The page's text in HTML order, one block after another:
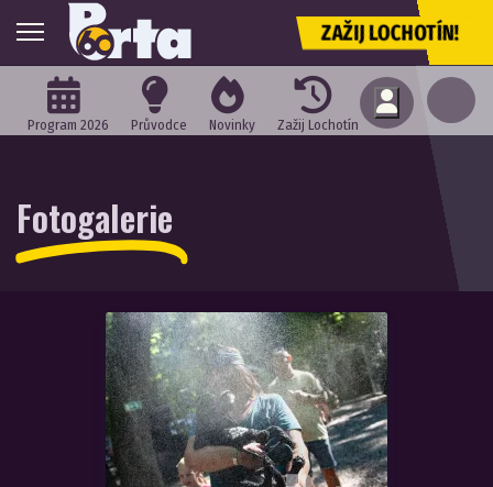
ZAŽIJ LOCHOTÍN!
Program 2026 Průvodce Novinky Zažij Lochotín
Fotogalerie